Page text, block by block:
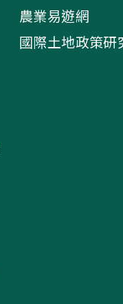
農業易遊網
國際土地政策研